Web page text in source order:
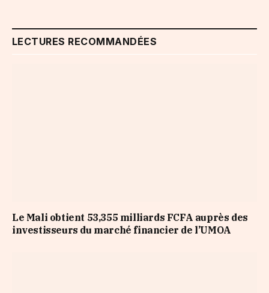
LECTURES RECOMMANDÉES
Le Mali obtient 53,355 milliards FCFA auprès des
investisseurs du marché financier de l’UMOA